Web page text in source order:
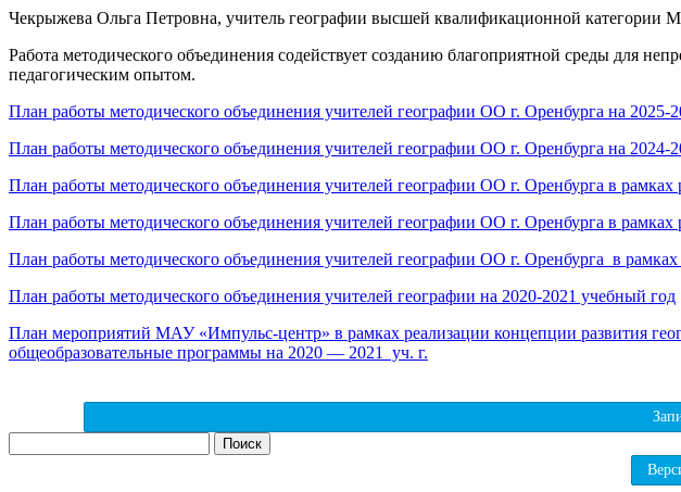
Чекрыжева Ольга Петровна, учитель географии высшей квалификационной
Работа методического объединения содействует созданию благоприятной среды для
педагогическим опытом.
План работы методического объединения учителей географии ОО г. Оренбурга на 2025-
План работы методического объединения учителей географии ОО г. Оренбурга на 2024-
План работы методического объединения учителей географии ОО г. Оренбурга в
План работы методического объединения учителей географии ОО г. Оренбурга в
План работы методического объединения учителей географии ОО г. Оренбурга в
План работы методического объединения учителей географии на 2020-2021 учебный год
План мероприятий МАУ «Импульс-центр» в рамках реализации концепции развития
общеобразовательные программы на 2020 — 2021 уч. г.